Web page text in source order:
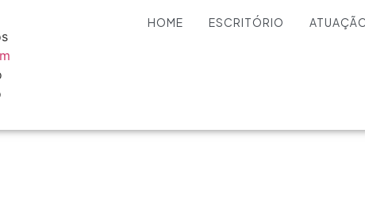
HOME ESCRITÓRIO